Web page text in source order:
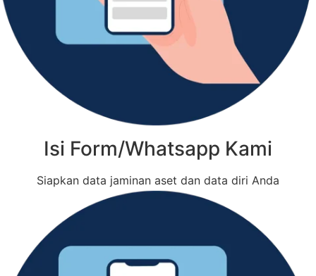
Isi Form/Whatsapp Kami
Siapkan data jaminan aset dan data diri Anda